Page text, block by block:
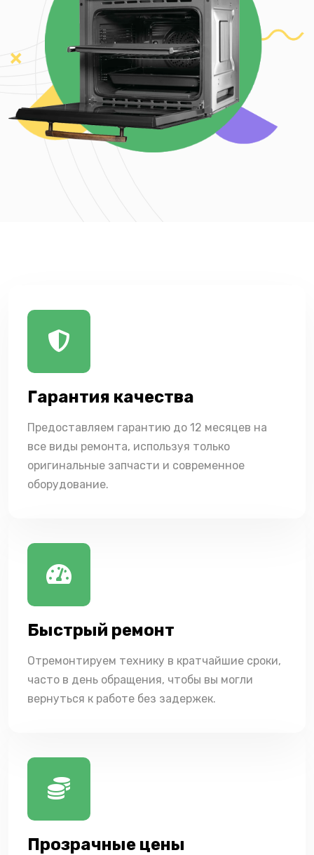
Гарантия качества
Предоставляем гарантию до 12 месяцев на
все виды ремонта, используя только
оригинальные запчасти и современное
оборудование.
Быстрый ремонт
Отремонтируем технику в кратчайшие сроки,
часто в день обращения, чтобы вы могли
вернуться к работе без задержек.
Прозрачные цены